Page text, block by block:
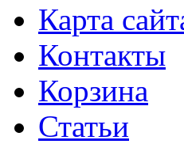
Карта
Контакты
Корзина
Статьи